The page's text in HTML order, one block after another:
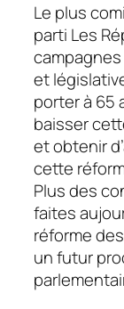
Le plus
parti Les
et
porter à 65
baisser
et obtenir
cette
Plus des
faites
réforme
un futur